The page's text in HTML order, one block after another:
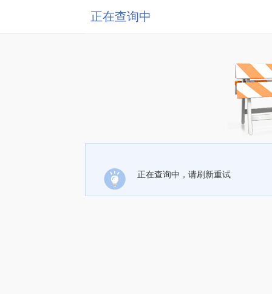
正在查询中
正在查询中，请刷新重试